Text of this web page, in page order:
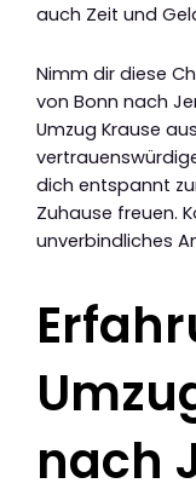
auch Zeit und
Nimm dir diese
von Bonn nach
Umzug Krause
dich entspannt
Zuhause freuen.
unverbindliches
nach